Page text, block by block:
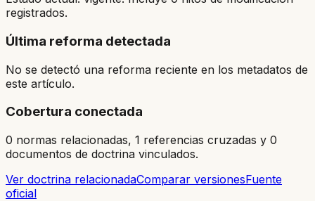
registrados.
Última reforma detectada
No se detectó una reforma reciente en los metadatos de
este artículo.
Cobertura conectada
0 normas relacionadas, 1 referencias cruzadas y 0
documentos de doctrina vinculados.
Ver doctrina relacionadaComparar versionesFuente
oficial